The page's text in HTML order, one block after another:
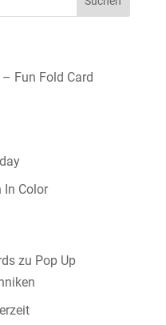
Fun Fold Card
In Color
zu Pop Up